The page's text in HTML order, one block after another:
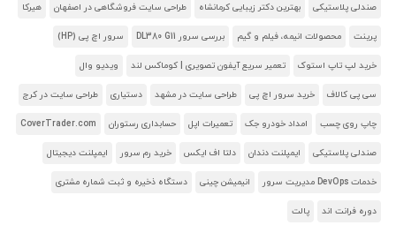
صندلی پلاستیکی بهترین دکتر زیبایی کرمانشاه طراحی سایت فروشگاهی در اصفهان هیرکا
پرینت محصولات انیمه، فیلم و گیم بررسی سرور DL380 G11 سرور اچ پی (HP)
خرید لپ تاپ استوک تعمیر سریع آیفون تصویری | کوماکس لند ویدیو وال
سی پی کالاف خرید سرور اچ پی طراحی سایت در مشهد دستیاری طراحی سایت در کرج
چاپ روی چسب امداد خودرو جک تعمیرات اپل حسابداری رستوران CoverTrader.com
صندلی پلاستیکی ایمپلنت دندان دلتا اف ایکس خرید رم سرور ایمپلنت دیجیتال
خدمات DevOps مدیریت سرور انیمیشن چینی دستگاه ذخیره و ثبت شماره مشتری
دوره فرانت اند پالت